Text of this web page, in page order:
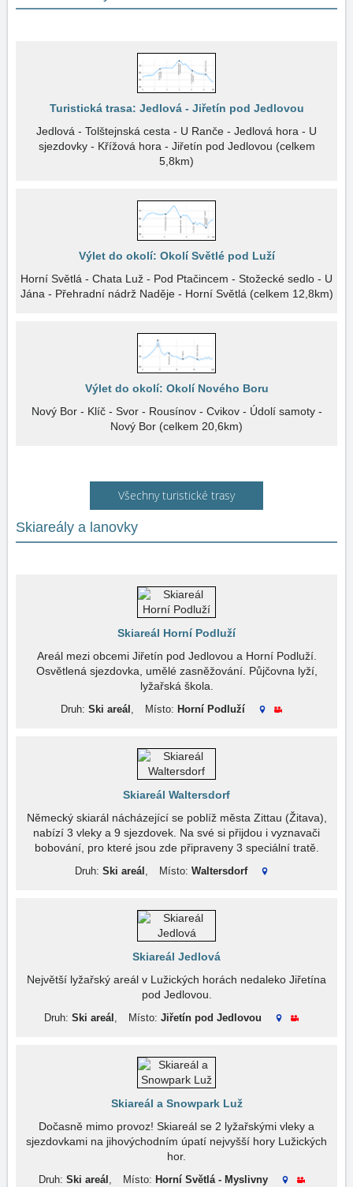
Turistická trasa: Jedlová - Jiřetín pod Jedlovou
Jedlová - Tolštejnská cesta - U Ranče - Jedlová hora - U
sjezdovky - Křížová hora - Jiřetín pod Jedlovou (celkem
5,8km)
Výlet do okolí: Okolí Světlé pod Luží
Horní Světlá - Chata Luž - Pod Ptačincem - Stožecké sedlo - U
Jána - Přehradní nádrž Naděje - Horní Světlá (celkem 12,8km)
Výlet do okolí: Okolí Nového Boru
Nový Bor - Klíč - Svor - Rousínov - Cvikov - Údolí samoty -
Nový Bor (celkem 20,6km)
Všechny turistické trasy
Skiareály a lanovky
Skiareál Horní Podluží
Areál mezi obcemi Jiřetín pod Jedlovou a Horní Podluží.
Osvětlená sjezdovka, umělé zasněžování. Půjčovna lyží,
lyžařská škola.
Druh: Ski areál , Místo: Horní Podluží
Skiareál Waltersdorf
Německý skiarál nácházející se poblíž města Zittau (Žitava),
nabízí 3 vleky a 9 sjezdovek. Na své si přijdou i vyznavači
bobování, pro které jsou zde připraveny 3 speciální tratě.
Druh: Ski areál , Místo: Waltersdorf
Skiareál Jedlová
Největší lyžařský areál v Lužických horách nedaleko Jiřetína
pod Jedlovou.
Druh: Ski areál , Místo: Jiřetín pod Jedlovou
Skiareál a Snowpark Luž
Dočasně mimo provoz! Skiareál se 2 lyžařskými vleky a
sjezdovkami na jihovýchodním úpatí nejvyšší hory Lužických
hor.
Druh: Ski areál , Místo: Horní Světlá - Myslivny